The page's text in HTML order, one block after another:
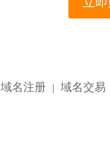
域名注册 | 域名交易